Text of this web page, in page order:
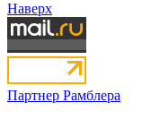
Наверх
Партнер Рамблера